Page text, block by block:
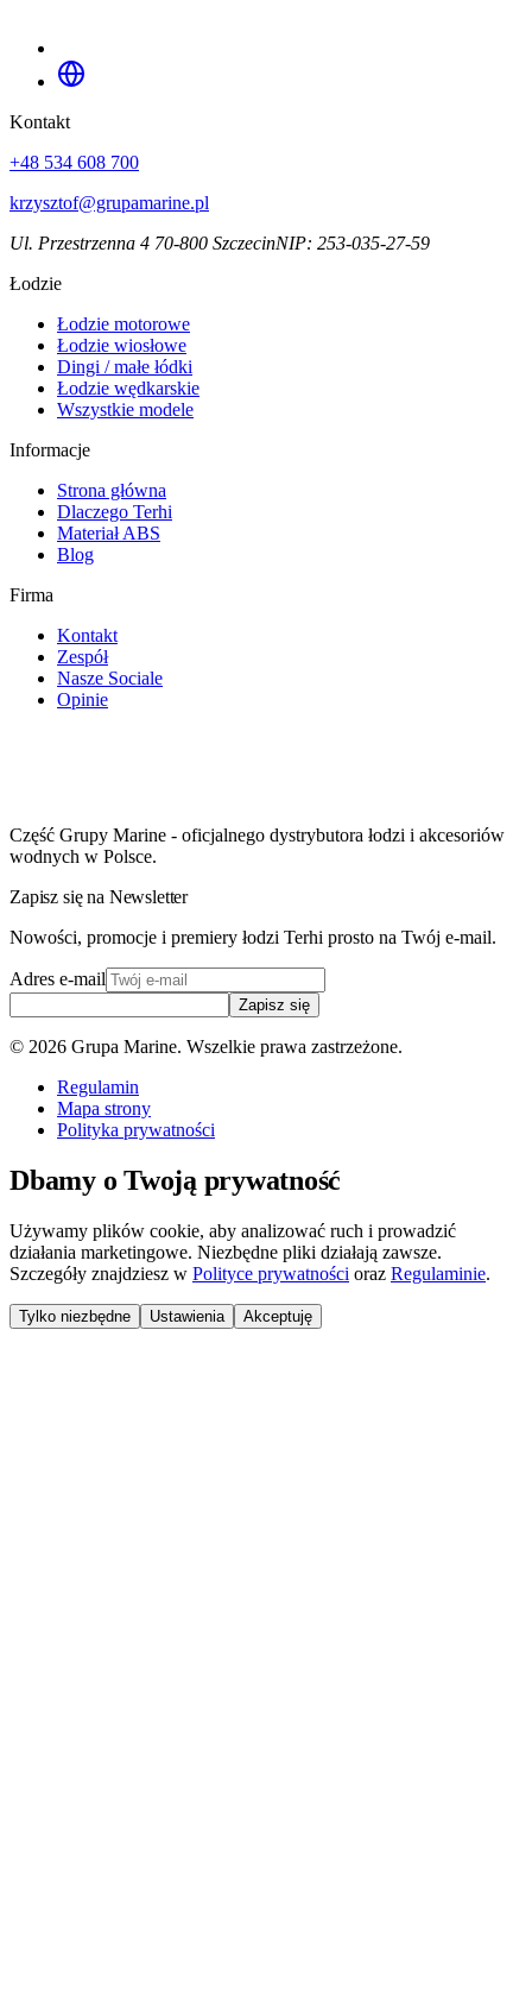
Kontakt
+48 534 608 700
krzysztof@grupamarine.pl
Ul. Przestrzenna 4 70-800 SzczecinNIP: 253-035-27-59
Łodzie
Łodzie motorowe
Łodzie wiosłowe
Dingi / małe łódki
Łodzie wędkarskie
Wszystkie modele
Informacje
Strona główna
Dlaczego Terhi
Materiał ABS
Blog
Firma
Kontakt
Zespół
Nasze Sociale
Opinie
Część Grupy Marine - oficjalnego dystrybutora łodzi i akcesoriów
wodnych w Polsce.
Zapisz się na Newsletter
Nowości, promocje i premiery łodzi Terhi prosto na Twój e-mail.
Adres e-mail
Zapisz się
© 2026 Grupa Marine. Wszelkie prawa zastrzeżone.
Regulamin
Mapa strony
Polityka prywatności
Dbamy o Twoją prywatność
Używamy plików cookie, aby analizować ruch i prowadzić
działania marketingowe. Niezbędne pliki działają zawsze.
Szczegóły znajdziesz w Polityce prywatności oraz Regulaminie.
Tylko niezbędne Ustawienia Akceptuję